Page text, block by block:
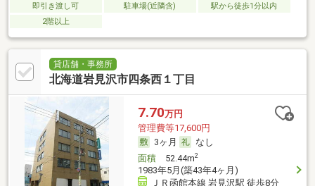
即引き渡し可 駐車場(近隣含)
駅から徒歩1分以内
2階以上
貸店舗・事務所
北海道岩見沢市四条西１丁目
7.70万円
管理費等17,600円
3ヶ月
なし
面積52.44m2
1983年5月(築43年4ヶ月)
ＪＲ函館本線 岩見沢駅 徒歩8分